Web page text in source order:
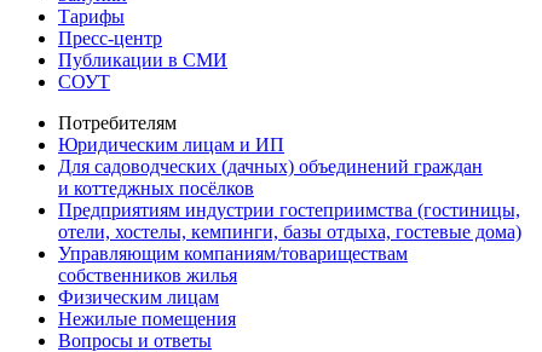
Тарифы
Пресс-центр
Публикации в СМИ
СОУТ
Потребителям
Юридическим лицам и ИП
Для садоводческих (дачных) объединений граждан
и коттеджных посёлков
Предприятиям индустрии гостеприимства (гостиницы,
отели, хостелы, кемпинги, базы отдыха, гостевые дома)
Управляющим компаниям/товариществам
собственников жилья
Физическим лицам
Нежилые помещения
Вопросы и ответы